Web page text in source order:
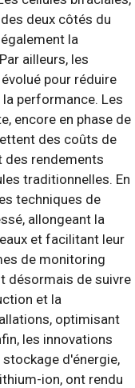
deux côtés du
la
ailleurs, les
pour réduire
performance. Les
encore en phase de
des coûts de
des rendements
traditionnelles. En
techniques de
allongeant la
et facilitant leur
de monitoring
désormais de suivre
et la
optimisant
les innovations
d'énergie,
ion, ont rendu